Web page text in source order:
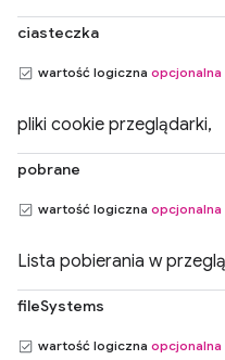
ciasteczka
wartość logiczna opcjonalna
pliki cookie przeglądarki,
pobrane
wartość logiczna opcjonalna
Lista pobierania w
fileSystems
wartość logiczna opcjonalna